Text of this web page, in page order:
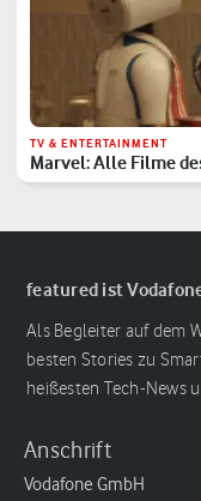
TV & ENTERTAINMENT
Marvel: Alle Filme
Reihenfolge
featured ist
Als Begleiter auf dem
besten Stories zu
heißesten Tech-News
Anschrift
Vodafone GmbH